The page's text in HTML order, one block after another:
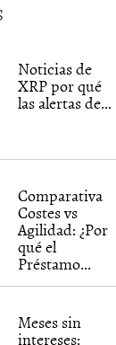
Noticias de
XRP por qué
las alertas de...
Comparativa
Costes vs
Agilidad: ¿Por
qué el
Préstamo...
Meses sin
intereses: